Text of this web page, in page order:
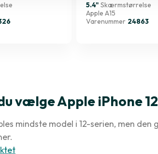
5.4" Skærmstørrelse
Apple A15
Varenummer 24863
vælge Apple iPhone
mindste model i 12-serien, men